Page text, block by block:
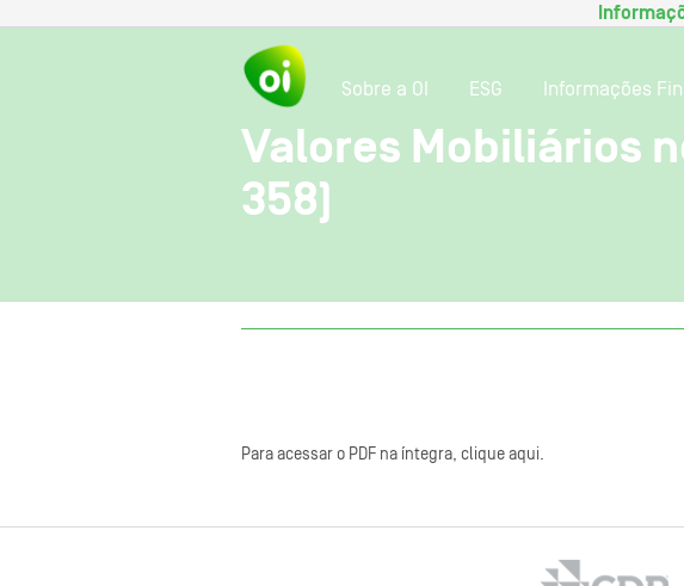
Sobre a OI ESG Informações
Valores Mobiliários
358)
Para acessar o PDF na íntegra, clique aqui.